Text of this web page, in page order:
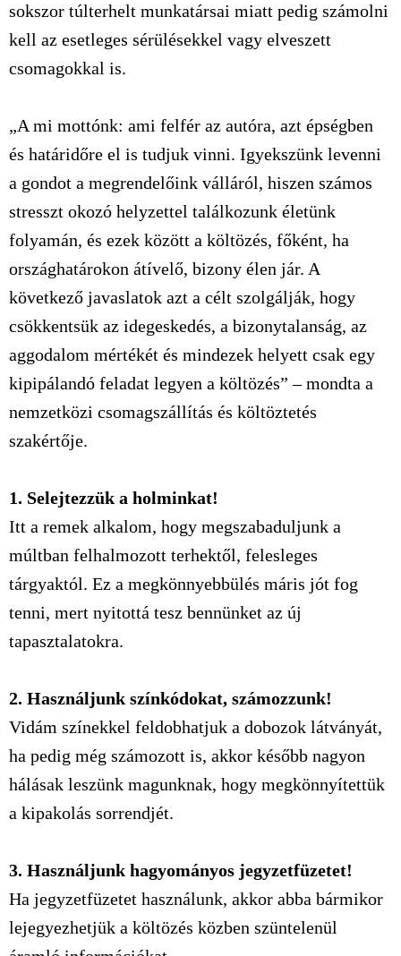
sokszor túlterhelt munkatársai miatt pedig számolni
kell az esetleges sérülésekkel vagy elveszett
csomagokkal is.
„A mi mottónk: ami felfér az autóra, azt épségben
és határidőre el is tudjuk vinni. Igyekszünk levenni
a gondot a megrendelőink válláról, hiszen számos
stresszt okozó helyzettel találkozunk életünk
folyamán, és ezek között a költözés, főként, ha
országhatárokon átívelő, bizony élen jár. A
következő javaslatok azt a célt szolgálják, hogy
csökkentsük az idegeskedés, a bizonytalanság, az
aggodalom mértékét és mindezek helyett csak egy
kipipálandó feladat legyen a költözés” – mondta a
nemzetközi csomagszállítás és költöztetés
szakértője.
1. Selejtezzük a holminkat!
Itt a remek alkalom, hogy megszabaduljunk a
múltban felhalmozott terhektől, felesleges
tárgyaktól. Ez a megkönnyebbülés máris jót fog
tenni, mert nyitottá tesz bennünket az új
tapasztalatokra.
2. Használjunk színkódokat, számozzunk!
Vidám színekkel feldobhatjuk a dobozok látványát,
ha pedig még számozott is, akkor később nagyon
hálásak leszünk magunknak, hogy megkönnyítettük
a kipakolás sorrendjét.
3. Használjunk hagyományos jegyzetfüzetet!
Ha jegyzetfüzetet használunk, akkor abba bármikor
lejegyezhetjük a költözés közben szüntelenül